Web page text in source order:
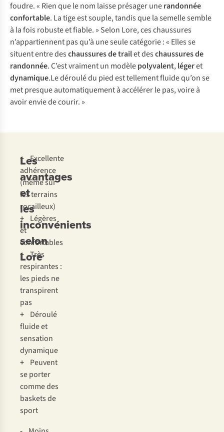
foudre. « Rien que le nom laisse présager unerandonnée
confortable. La tige est souple, tandis que la semelle semble
à la fois robuste et fiable. » Selon Lore, ces chaussures
n’appartiennent pas qu’à une seule catégorie : « Elles se
situent entre deschaussures de trailet deschaussures de
randonnée. C’est vraiment un modèlepolyvalent,légeret
dynamique.Le déroulé du pied est tellement fluide qu’on se
met presque automatiquement à accélérer le pas, voire à
avoir envie de courir. »
Les
avantages
et
les
inconvénients
selon
Lore
+Excellente
adhérence
(même sur
les terrains
rocailleux)
+ Légères
et
confortables
+Très
respirantes :
les pieds ne
transpirent
pas
+ Déroulé
fluide et
sensation
dynamique
+ Peuvent
se porter
comme des
baskets de
sport